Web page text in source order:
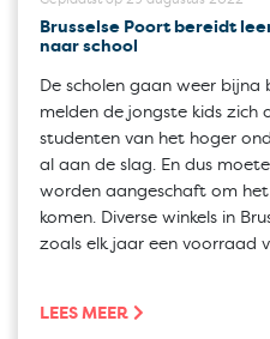
Brusselse Poort bereidt
naar school
De scholen gaan weer bijna
melden de jongste kids zich
studenten van het hoger
al aan de slag. En dus
worden aangeschaft om
komen. Diverse winkels in
zoals elk jaar een voorraad
LEES MEER